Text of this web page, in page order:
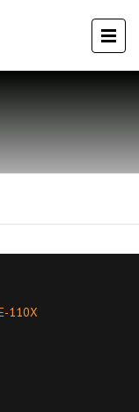
110X